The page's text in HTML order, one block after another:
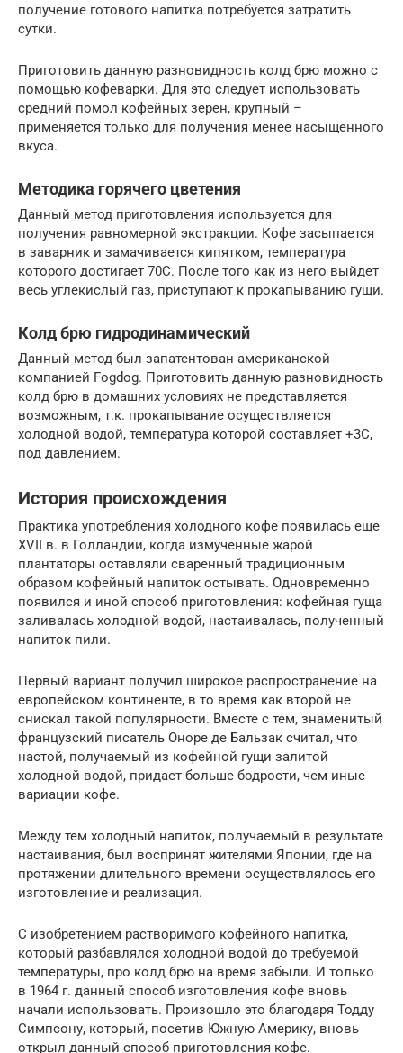
получение готового напитка потребуется затратить
сутки.
Приготовить данную разновидность колд брю можно с
помощью кофеварки. Для это следует использовать
средний помол кофейных зерен, крупный –
применяется только для получения менее насыщенного
вкуса.
Методика горячего цветения
Данный метод приготовления используется для
получения равномерной экстракции. Кофе засыпается
в заварник и замачивается кипятком, температура
которого достигает 70С. После того как из него выйдет
весь углекислый газ, приступают к прокапыванию гущи.
Колд брю гидродинамический
Данный метод был запатентован американской
компанией Fogdog. Приготовить данную разновидность
колд брю в домашних условиях не представляется
возможным, т.к. прокапывание осуществляется
холодной водой, температура которой составляет +3С,
под давлением.
История происхождения
Практика употребления холодного кофе появилась еще
XVII в. в Голландии, когда измученные жарой
плантаторы оставляли сваренный традиционным
образом кофейный напиток остывать. Одновременно
появился и иной способ приготовления: кофейная гуща
заливалась холодной водой, настаивалась, полученный
напиток пили.
Первый вариант получил широкое распространение на
европейском континенте, в то время как второй не
снискал такой популярности. Вместе с тем, знаменитый
французский писатель Оноре де Бальзак считал, что
настой, получаемый из кофейной гущи залитой
холодной водой, придает больше бодрости, чем иные
вариации кофе.
Между тем холодный напиток, получаемый в результате
настаивания, был воспринят жителями Японии, где на
протяжении длительного времени осуществлялось его
изготовление и реализация.
С изобретением растворимого кофейного напитка,
который разбавлялся холодной водой до требуемой
температуры, про колд брю на время забыли. И только
в 1964 г. данный способ изготовления кофе вновь
начали использовать. Произошло это благодаря Тодду
Симпсону, который, посетив Южную Америку, вновь
открыл данный способ приготовления кофе.